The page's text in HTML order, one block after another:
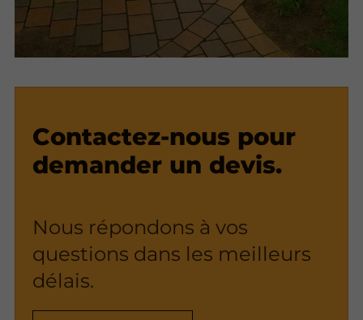
Contactez-nous pour
demander un devis.
Nous répondons à vos
questions dans les meilleurs
délais.